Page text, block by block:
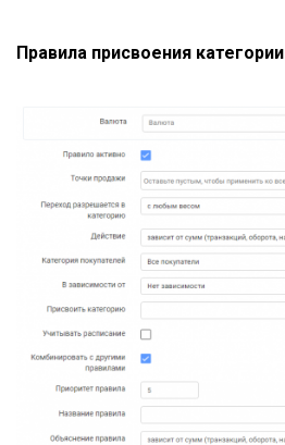
Правила присвоения категории